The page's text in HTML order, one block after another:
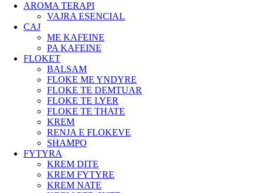
AROMA TERAPI
VAJRA ESENCIAL
CAJ
ME KAFEINE
PA KAFEINE
FLOKET
BALSAM
FLOKE ME YNDYRE
FLOKE TE DEMTUAR
FLOKE TE LYER
FLOKE TE THATE
KREM
RENJA E FLOKEVE
SHAMPO
FYTYRA
KREM DITE
KREM FYTYRE
KREM NATE